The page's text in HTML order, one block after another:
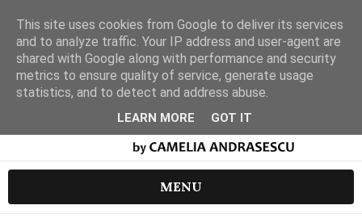
MENU
This site uses cookies from Google to deliver its services
and to analyze traffic. Your IP address and user-agent are
shared with Google along with performance and security
metrics to ensure quality of service, generate usage
statistics, and to detect and address abuse.
LEARN MORE GOT IT